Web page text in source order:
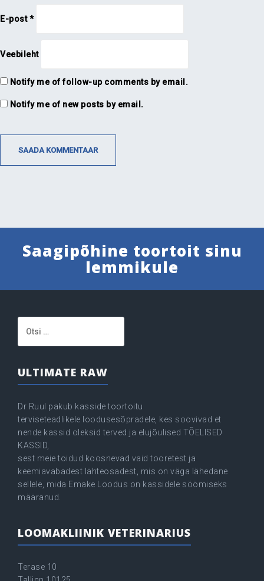
E-post*
Veebileht
Notify me of follow-up comments by email.
Notify me of new posts by email.
Saagipõhine toortoit sinu
lemmikule
ULTIMATE RAW
Dr Ruul pakub kasside toortoitu
terviseteadlikele loodusesõpradele, kes soovivad et
nende kassid oleksid terved ja elujõulised TÕELISED
KASSID,
sest meie toidud koosnevad vaid tooretest ja
keemiavabadest lähteosadest, mis on väga lähedane
sellele, mida Emake Loodus on kassidele söömiseks
määranud.
LOOMAKLIINIK VETERINARIUS
Terase 10